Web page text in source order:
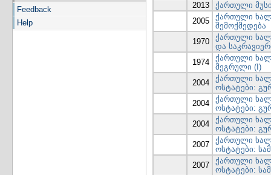
Feedback
Help
2013
ქართული
2005
ქართული
შემოქმედება
1970
ქართული
და
1974
ქართული
მეგრული (I)
2004
ქართული
ოსტატები:
2004
ქართული
ოსტატები:
2004
ქართული
ოსტატები:
2007
ქართული
ოსტატები:
2007
ქართული
ოსტატები: